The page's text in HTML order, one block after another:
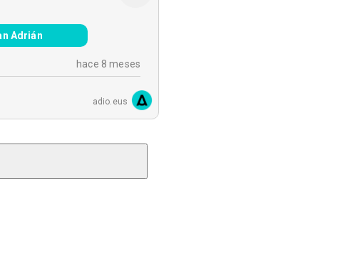
Adrián
hace 8 meses
adio.eus